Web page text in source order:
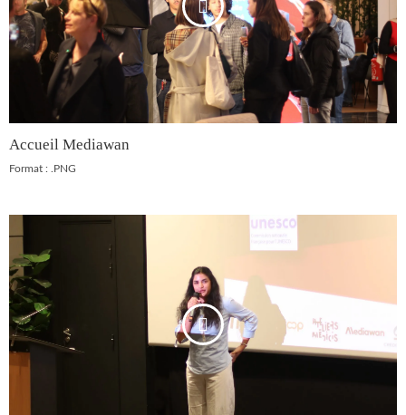
Accueil Mediawan
Format : .PNG